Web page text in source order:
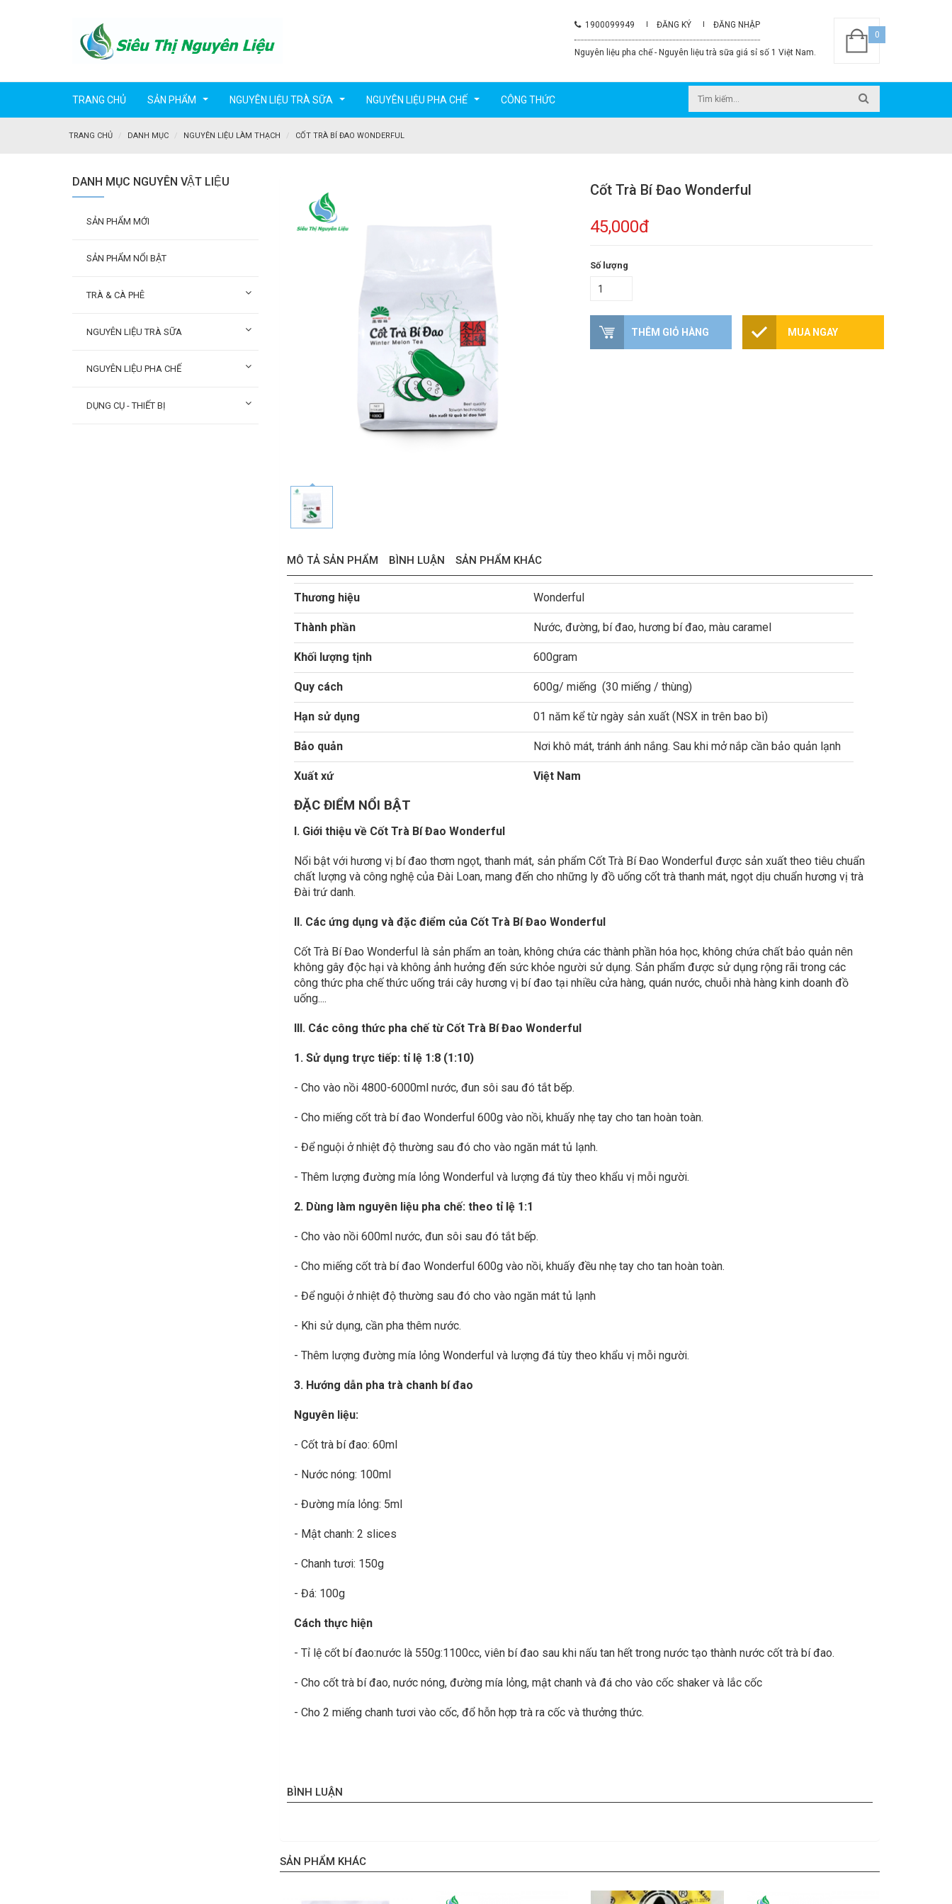
0
1900099949 ĐĂNG KÝ ĐĂNG NHẬP
Nguyên liệu pha chế - Nguyên liệu trà sữa giá sỉ số 1 Việt Nam.
TRANG CHỦ SẢN PHẨM NGUYÊN LIỆU TRÀ SỮA NGUYÊN LIỆU PHA CHẾ CÔNG THỨC
TRANG CHỦ DANH MỤC NGUYÊN LIỆU LÀM THẠCH CỐT TRÀ BÍ ĐAO WONDERFUL
DANH MỤC NGUYÊN VẬT LIỆU
SẢN PHẨM MỚI
SẢN PHẨM NỔI BẬT
TRÀ & CÀ PHÊ
NGUYÊN LIỆU TRÀ SỮA
NGUYÊN LIỆU PHA CHẾ
DỤNG CỤ - THIẾT BỊ
Cốt Trà Bí Đao Wonderful
45,000đ
Số lượng
THÊM GIỎ HÀNG MUA NGAY
MÔ TẢ SẢN PHẨM BÌNH LUẬN SẢN PHẨM KHÁC
Thương hiệu Wonderful
Thành phần Nước, đường, bí đao, hương bí đao, màu caramel
Khối lượng tịnh 600gram
Quy cách 600g/ miếng (30 miếng / thùng)
Hạn sử dụng 01 năm kể từ ngày sản xuất (NSX in trên bao bì)
Bảo quản Nơi khô mát, tránh ánh nắng. Sau khi mở nắp cần bảo quản lạnh
Xuất xứ Việt Nam
ĐẶC ĐIỂM NỔI BẬT
I. Giới thiệu về Cốt Trà Bí Đao Wonderful
Nổi bật với hương vị bí đao thơm ngọt, thanh mát, sản phẩm Cốt Trà Bí Đao Wonderful được sản xuất theo tiêu chuẩn
chất lượng và công nghệ của Đài Loan, mang đến cho những ly đồ uống cốt trà thanh mát, ngọt dịu chuẩn hương vị trà
Đài trứ danh.
II. Các ứng dụng và đặc điểm của Cốt Trà Bí Đao Wonderful
Cốt Trà Bí Đao Wonderful là sản phẩm an toàn, không chứa các thành phần hóa học, không chứa chất bảo quản nên
không gây độc hại và không ảnh hưởng đến sức khỏe người sử dụng. Sản phẩm được sử dụng rộng rãi trong các
công thức pha chế thức uống trái cây hương vị bí đao tại nhiều cửa hàng, quán nước, chuỗi nhà hàng kinh doanh đồ
uống....
III. Các công thức pha chế từ Cốt Trà Bí Đao Wonderful
1. Sử dụng trực tiếp: tỉ lệ 1:8 (1:10)
- Cho vào nồi 4800-6000ml nước, đun sôi sau đó tắt bếp.
- Cho miếng cốt trà bí đao Wonderful 600g vào nồi, khuấy nhẹ tay cho tan hoàn toàn.
- Để nguội ở nhiệt độ thường sau đó cho vào ngăn mát tủ lạnh.
- Thêm lượng đường mía lỏng Wonderful và lượng đá tùy theo khẩu vị mỗi người.
2. Dùng làm nguyên liệu pha chế: theo tỉ lệ 1:1
- Cho vào nồi 600ml nước, đun sôi sau đó tắt bếp.
- Cho miếng cốt trà bí đao Wonderful 600g vào nồi, khuấy đều nhẹ tay cho tan hoàn toàn.
- Để nguội ở nhiệt độ thường sau đó cho vào ngăn mát tủ lạnh
- Khi sử dụng, cần pha thêm nước.
- Thêm lượng đường mía lỏng Wonderful và lượng đá tùy theo khẩu vị mỗi người.
3. Hướng dẫn pha trà chanh bí đao
Nguyên liệu:
- Cốt trà bí đao: 60ml
- Nước nóng: 100ml
- Đường mía lỏng: 5ml
- Mật chanh: 2 slices
- Chanh tươi: 150g
- Đá: 100g
Cách thực hiện
- Tỉ lệ cốt bí đao:nước là 550g:1100cc, viên bí đao sau khi nấu tan hết trong nước tạo thành nước cốt trà bí đao.
- Cho cốt trà bí đao, nước nóng, đường mía lỏng, mật chanh và đá cho vào cốc shaker và lắc cốc
- Cho 2 miếng chanh tươi vào cốc, đổ hỗn hợp trà ra cốc và thưởng thức.
BÌNH LUẬN
SẢN PHẨM KHÁC